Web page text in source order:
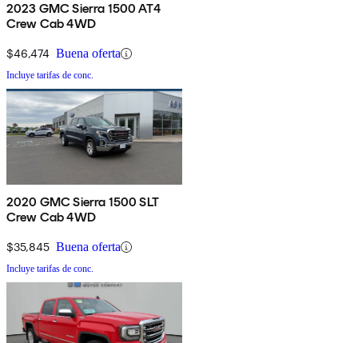
2023 GMC Sierra 1500 AT4
Crew Cab 4WD
$46,474 Buena oferta
Incluye tarifas de conc.
2020 GMC Sierra 1500 SLT
Crew Cab 4WD
$35,845 Buena oferta
Incluye tarifas de conc.